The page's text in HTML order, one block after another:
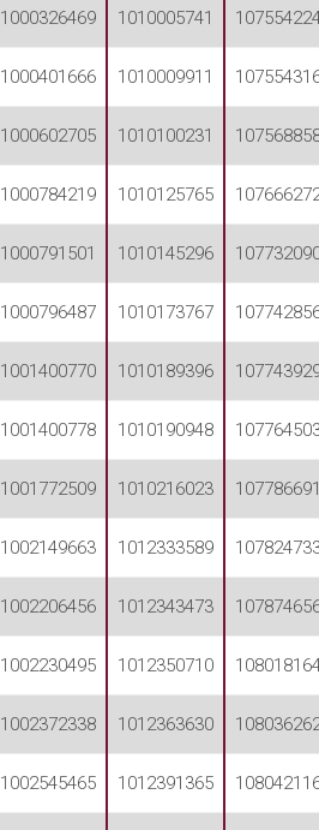
1000326469 1010005741
1000401666 1010009911
1000602705 1010100231
1000784219 1010125765
1000791501 1010145296
1000796487 1010173767
1001400770 1010189396
1001400778 1010190948
1001772509 1010216023
1002149663 1012333589
1002206456 1012343473
1002230495 1012350710
1002372338 1012363630
1002545465 1012391365